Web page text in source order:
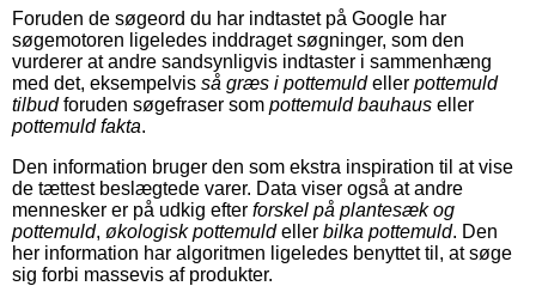
Foruden de søgeord du har indtastet på Google har
søgemotoren ligeledes inddraget søgninger, som den
vurderer at andre sandsynligvis indtaster i sammenhæng
med det, eksempelvis så græs i pottemuldeller pottemuld
tilbudforuden søgefraser som pottemuld bauhaus eller
pottemuld fakta.
Den information bruger den som ekstra inspiration til at vise
de tættest beslægtede varer. Data viser også at andre
mennesker er på udkig efter forskel på plantesæk og
pottemuld, økologisk pottemuldeller bilka pottemuld. Den
her information har algoritmen ligeledes benyttet til, at søge
sig forbi massevis af produkter.